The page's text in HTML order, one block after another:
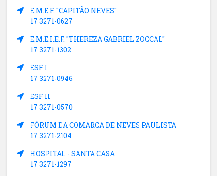
E.M.E.F. "CAPITÃO NEVES"
17 3271-0627
E.M.E.I.E.F. "THEREZA GABRIEL ZOCCAL"
17 3271-1302
ESF I
17 3271-0946
ESF II
17 3271-0570
FÓRUM DA COMARCA DE NEVES PAULISTA
17 3271-2104
HOSPITAL - SANTA CASA
17 3271-1297